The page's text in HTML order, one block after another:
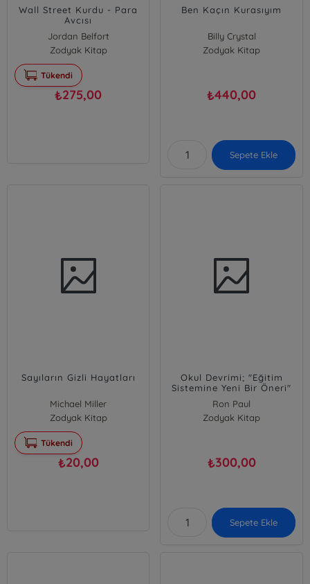
Wall Street Kurdu - Para
Avcısı
Jordan Belfort
Zodyak Kitap
Tükendi
₺275,00
Ben Kaçın Kurasıyım
Billy Crystal
Zodyak Kitap
₺440,00
Sepete Ekle
Sayıların Gizli Hayatları
Michael Miller
Zodyak Kitap
Tükendi
₺20,00
Okul Devrimi; "Eğitim
Sistemine Yeni Bir Öneri"
Ron Paul
Zodyak Kitap
₺300,00
Sepete Ekle